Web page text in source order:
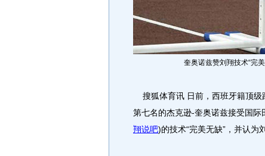
奎奥诺兹赞刘翔技术“完
搜狐体育讯 日前，西班牙籍顶级
第七名的杰克逊-奎奥诺兹接受国际
翔说吧)的技术“完美无缺”，并认为